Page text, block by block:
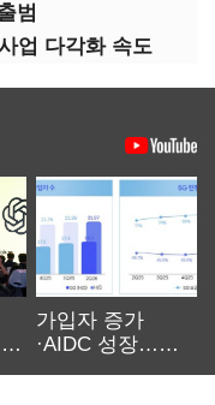
범
업 다각화 속도
가입자 증가
·AIDC 성장…